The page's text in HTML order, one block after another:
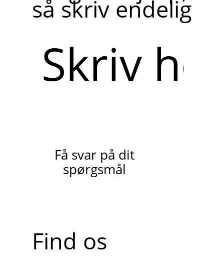
så skriv endelig
her
Få svar på dit
spørgsmål
Find os